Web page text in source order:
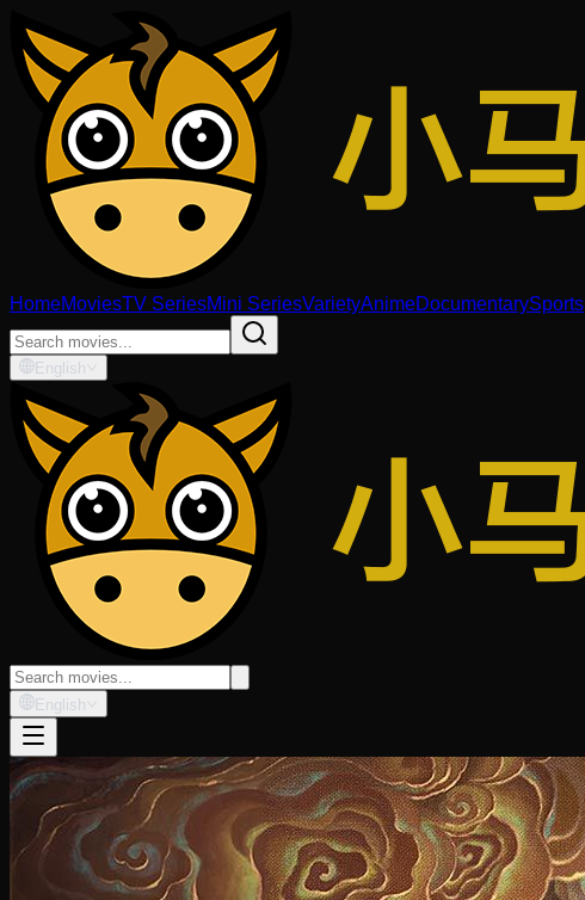
HomeMoviesTV SeriesMini SeriesVarietyAnimeDocumentarySports
English
English